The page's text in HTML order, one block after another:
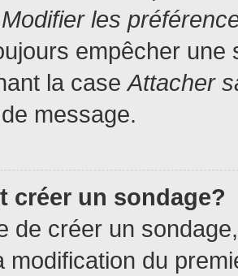
les
empêcher une
la caseAttacher
message.
créer un sondage?
de créer un
modification du